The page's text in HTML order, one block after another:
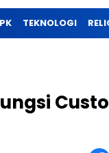
TEKNOLOGI